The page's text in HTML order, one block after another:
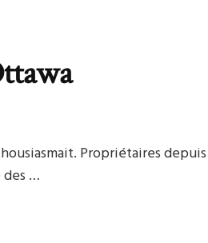
Propriétaires depuis
des …